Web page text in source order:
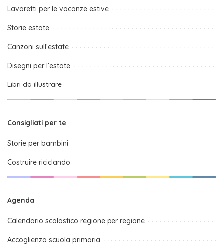
Lavoretti per le vacanze estive
Storie estate
Canzoni sull’estate
Disegni per l’estate
Libri da illustrare
Consigliati per te
Storie per bambini
Costruire riciclando
Agenda
Calendario scolastico regione per regione
Accoglienza scuola primaria